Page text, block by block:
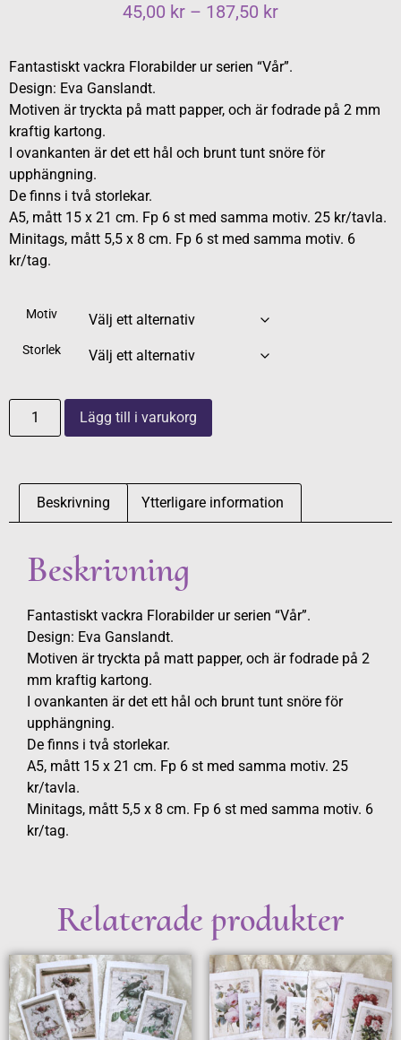
45,00 kr – 187,50 kr
Fantastiskt vackra Florabilder ur serien “Vår”.
Design: Eva Ganslandt.
Motiven är tryckta på matt papper, och är fodrade på 2 mm
kraftig kartong.
I ovankanten är det ett hål och brunt tunt snöre för
upphängning.
De finns i två storlekar.
A5, mått 15 x 21 cm. Fp 6 st med samma motiv. 25 kr/tavla.
Minitags, mått 5,5 x 8 cm. Fp 6 st med samma motiv. 6
kr/tag.
Motiv
Storlek
Lägg till i varukorg
Beskrivning Ytterligare information
Beskrivning
Fantastiskt vackra Florabilder ur serien “Vår”.
Design: Eva Ganslandt.
Motiven är tryckta på matt papper, och är fodrade på 2
mm kraftig kartong.
I ovankanten är det ett hål och brunt tunt snöre för
upphängning.
De finns i två storlekar.
A5, mått 15 x 21 cm. Fp 6 st med samma motiv. 25
kr/tavla.
Minitags, mått 5,5 x 8 cm. Fp 6 st med samma motiv. 6
kr/tag.
Relaterade produkter